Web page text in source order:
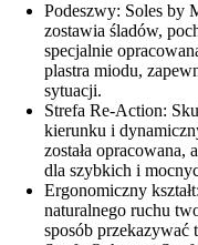
Podeszwy: Soles by
zostawia śladów,
specjalnie
plastra miodu,
sytuacji.
Strefa Re-Action:
kierunku i
została
dla szybkich i
Ergonomiczny
naturalnego ruchu
sposób przekazywać